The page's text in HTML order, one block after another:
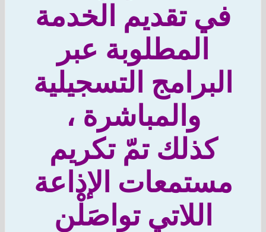
في تقديم الخدمة
المطلوبة عبر
التسجيلية
والمباشرة ،
كذلك تمّ تكريم
الإذاعة
اللاتي تواصَلْن